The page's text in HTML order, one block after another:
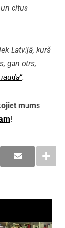
citus
Latvijā, kurš
gan otrs,
.
mums
!